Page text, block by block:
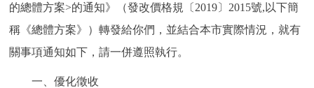
仲介服務 陽光政務
政民互動
的總體方案>的通知》（發改價格規〔2019〕2015號,以下簡
稱《總體方案》）轉發給你們，並結合本市實際情況，就有
關事項通知如下，請一併遵照執行。
一、優化徵收